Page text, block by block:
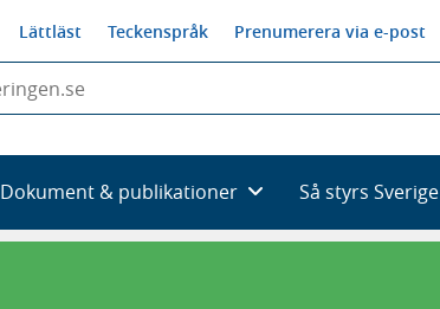
Lättläst Teckenspråk Prenumerera via e-post
Dokument & publikationer Så styrs Sverige